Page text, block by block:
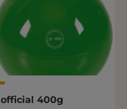
400g